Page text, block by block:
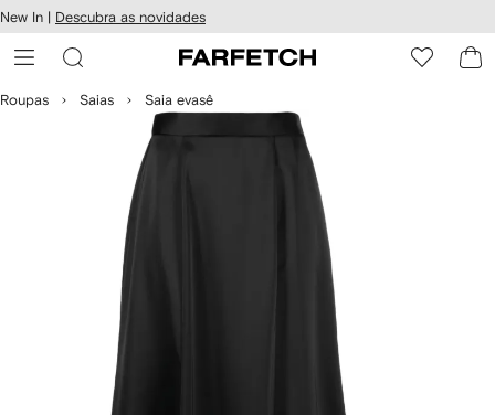
o
New In | Descubra as novidades
Roupas Saias Saia evasê